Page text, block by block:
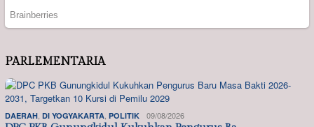
PARLEMENTARIA
DAERAH, DI YOGYAKARTA, POLITIK 09/08/2026